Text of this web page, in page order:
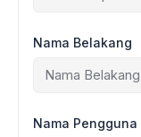
Nama Belakang
Nama Pengguna